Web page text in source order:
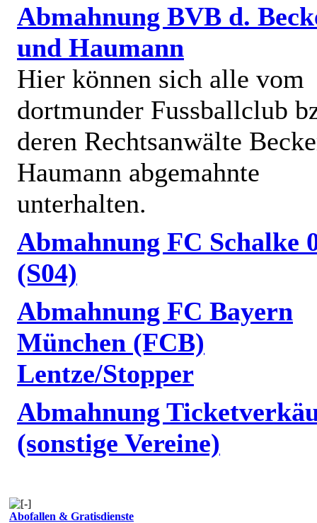
Abmahnung BVB d.
und Haumann
Hier können sich alle vom
dortmunder Fussballclub
deren Rechtsanwälte
Haumann abgemahnte
unterhalten.
Abmahnung FC Schalke
(S04)
Abmahnung FC Bayern
München (FCB)
Lentze/Stopper
Abmahnung
(sonstige Vereine)
Abofallen & Gratisdienste